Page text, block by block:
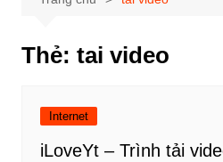
Thẻ: tai video
Internet
iLoveYt – Trình tải